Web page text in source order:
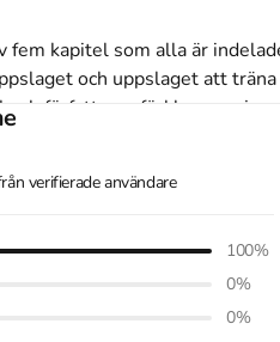
fem kapitel som alla är
och uppslaget att
författarna förklarar varje
tränar eleven på
du med hjälp av
tilläggsmaterial garanteras
3B (2018)
verifierade användare
100%
0%
0%